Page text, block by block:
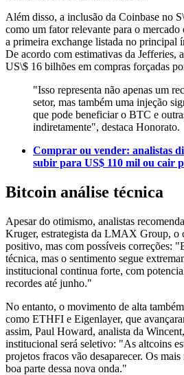
Além disso, a inclusão da Coinbase no
como um fator relevante para o
a primeira exchange listada no principal
De acordo com estimativas da Jefferies,
US\$ 16 bilhões em compras forçadas
"Isso representa não apenas um
setor, mas também uma injeção
que pode beneficiar o BTC e
indiretamente", destaca Honorato.
Comprar ou vender: analistas
subir para US$ 110 mil ou cair
Bitcoin análise técnica
Apesar do otimismo, analistas
Kruger, estrategista da LMAX Group, o
positivo, mas com possíveis correções:
técnica, mas o sentimento segue
institucional continua forte, com
recordes até junho."
No entanto, o movimento de alta
como ETHFI e Eigenlayer, que
assim, Paul Howard, analista da
institucional será seletivo: "As altcoins
projetos fracos vão desaparecer. Os
boa parte dessa nova onda."